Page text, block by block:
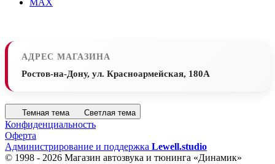
АДРЕС МАГАЗИНА
Ростов-на-Дону, ул. Красноармейская, 180А
Темная тема Светлая тема
Конфиденциальность
Оферта
Администрирование и поддержка Lewell.studio
© 1998 - 2026 Магазин автозвука и тюнинга «Динамик»